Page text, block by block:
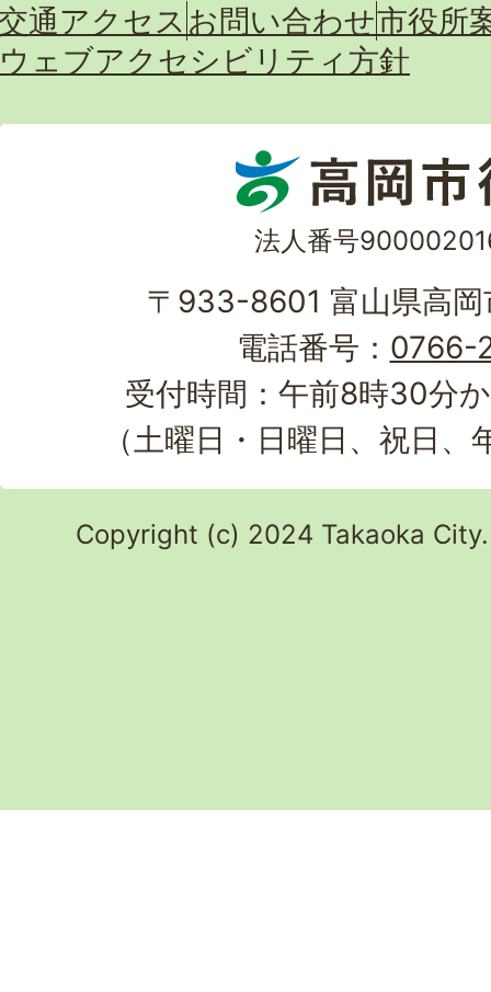
通アクセス お問い合わせ市役所
ウェブアクセシビリティ方針
法人番号
〒933-8601 富山県高
電話番号： 0766-
受付時間：午前8時30分
（土曜日・日曜日、祝日
Copyright (c) 2024 Takaoka